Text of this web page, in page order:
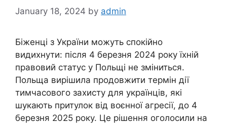
January 18, 2024 by admin
Біженці з України можуть спокійно
видихнути: після 4 березня 2024 року їхній
правовий статус у Польщі не зміниться.
Польща вирішила продовжити термін дії
тимчасового захисту для українців, які
шукають притулок від воєнної агресії, до 4
березня 2025 року. Це рішення оголосили на